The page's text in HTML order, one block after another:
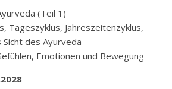
(Teil 1)
Tageszyklus, Jahreszeitenzyklus,
des Ayurveda
Emotionen und Bewegung